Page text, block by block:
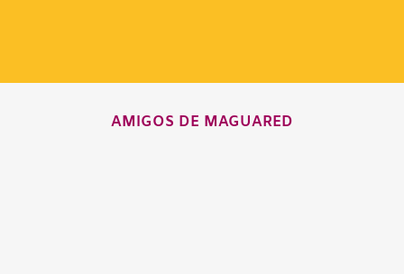
AMIGOS DE MAGUARED